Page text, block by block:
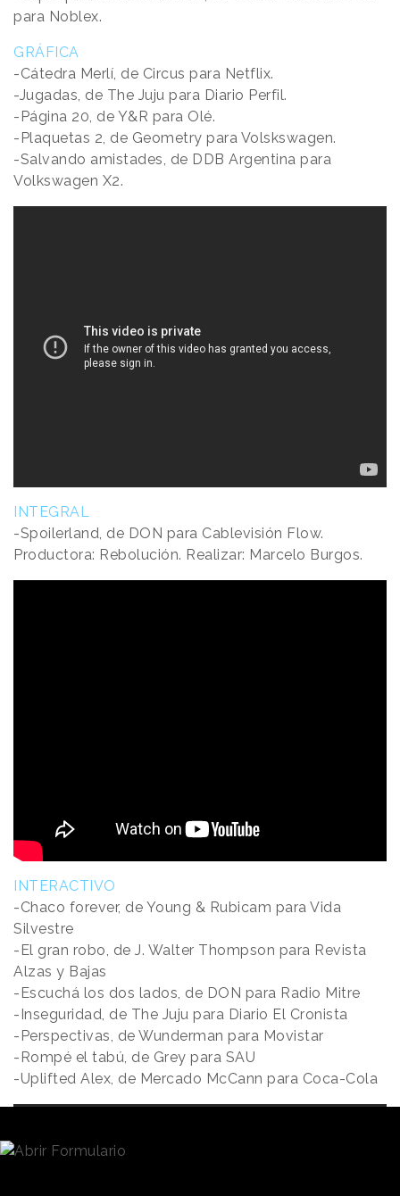
para Noblex.
GRÁFICA
-Cátedra Merlí, de Circus para Netflix.
-Jugadas, de The Juju para Diario Perfil.
-Página 20, de Y&R para Olé.
-Plaquetas 2, de Geometry para Volskswagen.
-Salvando amistades, de DDB Argentina para
Volkswagen X2.
INTEGRAL
-Spoilerland, de DON para Cablevisión Flow.
Productora: Rebolución. Realizar: Marcelo Burgos.
INTERACTIVO
-Chaco forever, de Young & Rubicam para Vida
Silvestre
-El gran robo, de J. Walter Thompson para Revista
Alzas y Bajas
-Escuchá los dos lados, de DON para Radio Mitre
-Inseguridad, de The Juju para Diario El Cronista
-Perspectivas, de Wunderman para Movistar
-Rompé el tabú, de Grey para SAU
-Uplifted Alex, de Mercado McCann para Coca-Cola